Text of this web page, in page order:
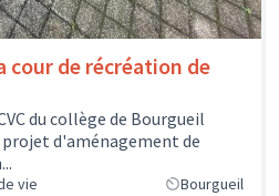
cour de récréation de
du collège de Bourgueil
d'aménagement de
vie Bourgueil